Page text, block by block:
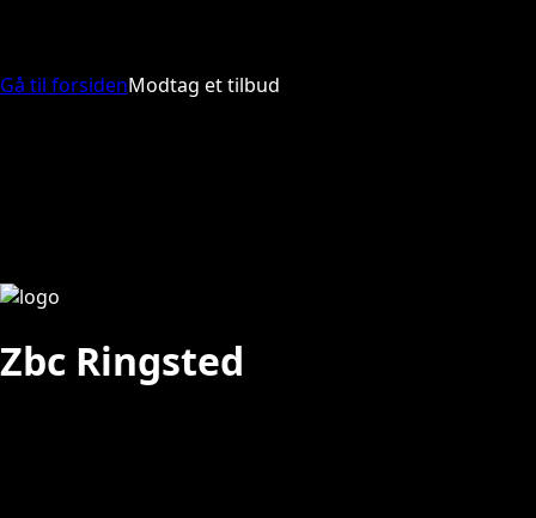
Gå til forsidenModtag et tilbud
Zbc Ringsted